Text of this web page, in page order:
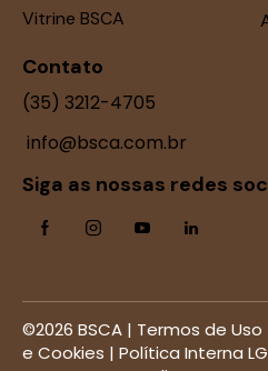
Vitrine BSCA
Contato
(35) 3212-4705
info@bsca.com.br
Siga as nossas redes
©2026 BSCA | Termos de Uso
e Cookies | Política Interna